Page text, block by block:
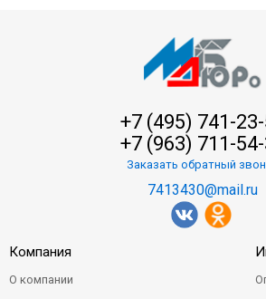
+7 (495) 741-
+7 (963) 711-54-
Заказать обратный
7413430@mail.ru
Компания
О компании